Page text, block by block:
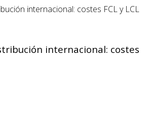
internacional: costes